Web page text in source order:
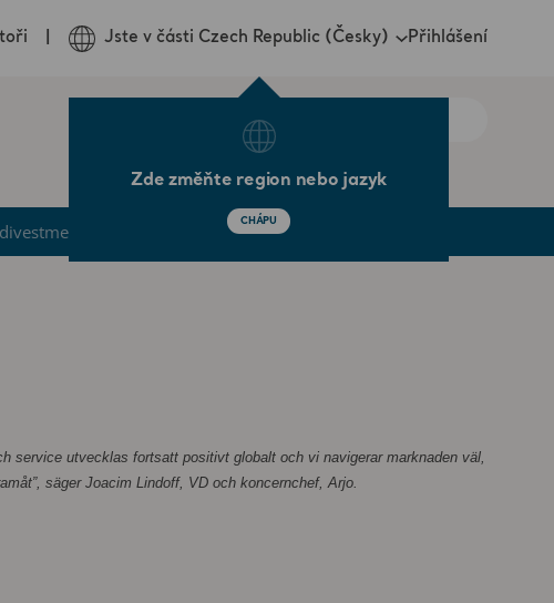
Jste v části Czech Republic (Česky)
Zde změňte region nebo jazyk
CHÁPU
Přihlášení
service utvecklas fortsatt positivt globalt och vi navigerar marknaden väl,
säger Joacim Lindoff, VD och koncernchef, Arjo.